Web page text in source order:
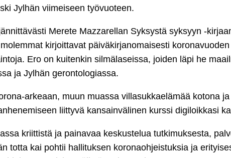
Jylhän viimeiseen työvuoteen.
Merete Mazzarellan Syksystä syksyyn -
kirjoittavat päiväkirjanomaisesti
Ero on kuitenkin silmälaseissa, joiden läpi he
ja Jylhän gerontologiassa.
arkeaan, muun muassa villasukkaelämää kotona
liittyvä kansainvälinen kurssi digiloikkasi
kriittistä ja painavaa keskustelua tutkimuksesta,
totta kai pohtii hallituksen koronaohjeistuksia ja